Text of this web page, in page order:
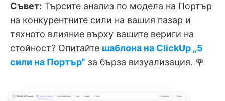
Съвет: Търсите анализ по модела на Портър
на конкурентните сили на вашия пазар и
тяхното влияние върху вашите вериги на
стойност? Опитайте шаблона на ClickUp „5
сили на Портър“ за бърза визуализация. 🌹